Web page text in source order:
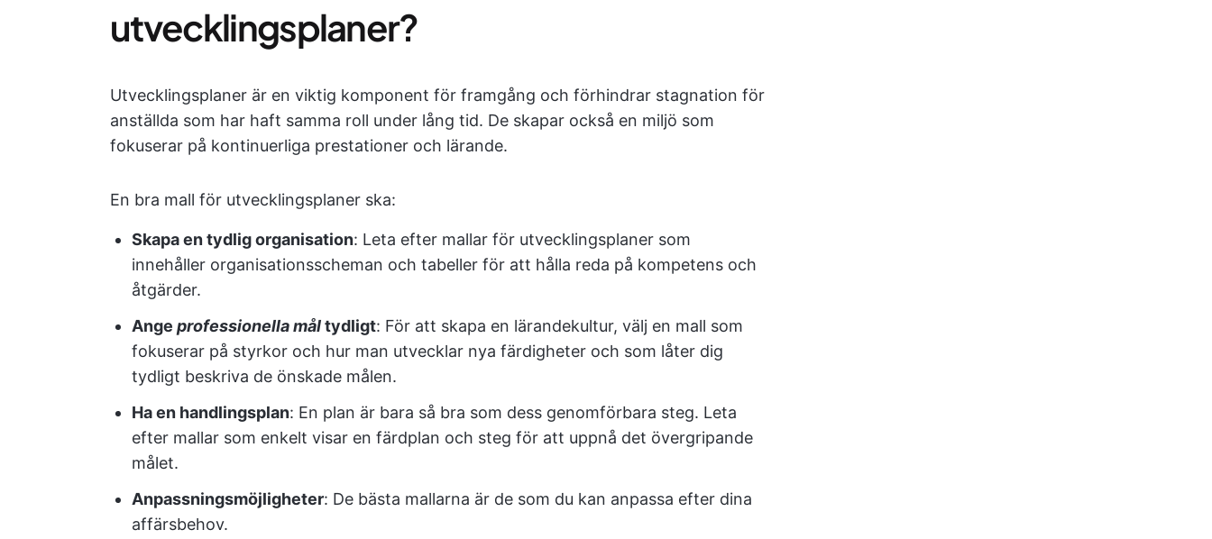
utvecklingsplaner?
Utvecklingsplaner är en viktig komponent för framgång och förhindrar stagnation för
anställda som har haft samma roll under lång tid. De skapar också en miljö som
fokuserar på kontinuerliga prestationer och lärande.
En bra mall för utvecklingsplaner ska:
Skapa en tydlig organisation: Leta efter mallar för utvecklingsplaner som
innehåller organisationsscheman och tabeller för att hålla reda på kompetens och
åtgärder.
Ange professionella måltydligt: För att skapa en lärandekultur, välj en mall som
fokuserar på styrkor och hur man utvecklar nya färdigheter och som låter dig
tydligt beskriva de önskade målen.
Ha en handlingsplan: En plan är bara så bra som dess genomförbara steg. Leta
efter mallar som enkelt visar en färdplan och steg för att uppnå det övergripande
målet.
Anpassningsmöjligheter: De bästa mallarna är de som du kan anpassa efter dina
affärsbehov.